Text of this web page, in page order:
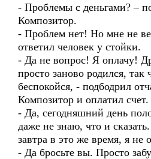
- Проблемы с деньгами? –
Композитор.
- Проблем нет! Но мне не
ответил человек у стойки.
- Да не вопрос! Я оплачу!
просто заново родился, так
беспокойся, - подбодрил
Композитор и оплатил счет.
- Да, сегодняшний день
даже не знаю, что и
завтра в это же время, я не
- Да бросьте вы. Просто